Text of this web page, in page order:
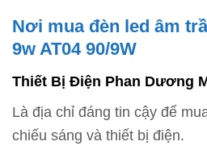
Nơi mua đèn led âm
9w AT04 90/9W
Thiết Bị Điện Phan Dương
Là địa chỉ đáng tin cậy để
chiếu sáng và thiết bị điện.